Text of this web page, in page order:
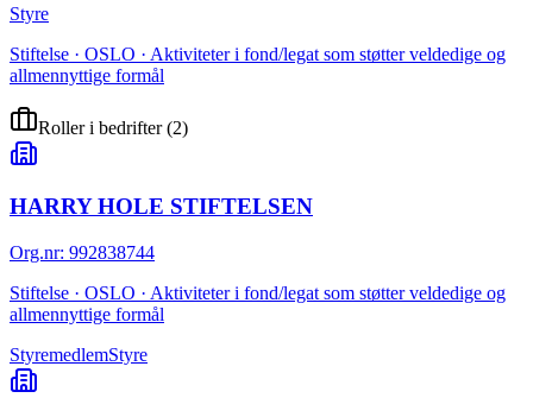
Styre
Stiftelse · OSLO · Aktiviteter i fond/legat som støtter veldedige og
allmennyttige formål
Roller i bedrifter(2)
HARRY HOLE STIFTELSEN
Org.nr: 992838744
Stiftelse · OSLO · Aktiviteter i fond/legat som støtter veldedige og
allmennyttige formål
StyremedlemStyre